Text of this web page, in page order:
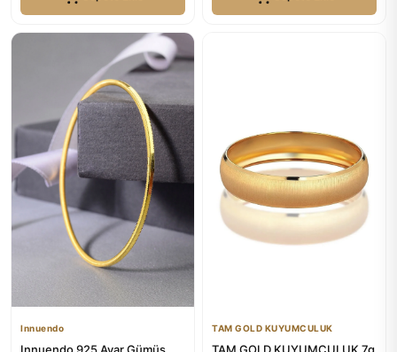
Innuendo
Innuendo 925 Ayar Gümüş
TAM GOLD KUYUMCULUK
TAM GOLD KUYUMCULUK 7g